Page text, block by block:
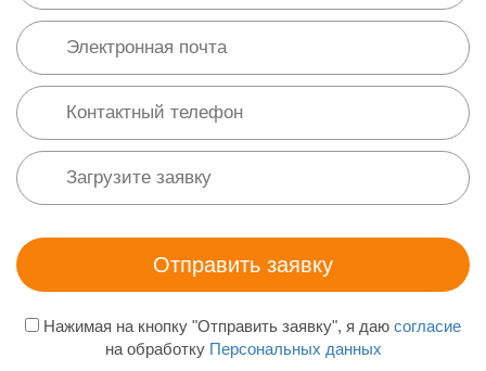
Нажимая на кнопку "Отправить заявку", я даю согласие
на обработку Персональных данных